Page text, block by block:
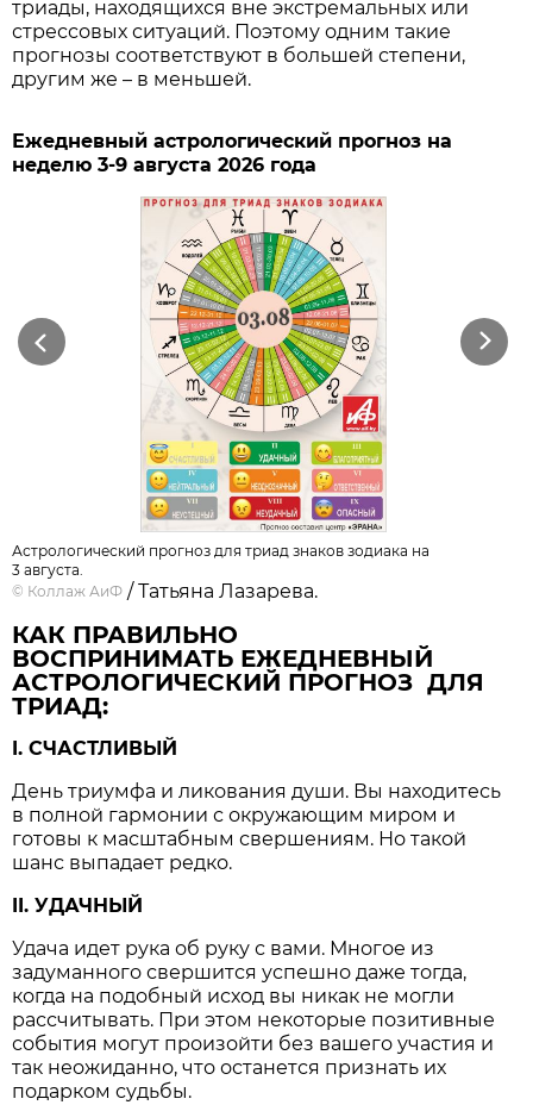
триады, находящихся вне экстремальных или
стрессовых ситуаций. Поэтому одним такие
прогнозы соответствуют в большей степени,
другим же – в меньшей.
Ежедневный астрологический прогноз на
неделю 3-9 августа 2026 года
Previous Next
Астрологический прогноз для триад знаков зодиака на
3 августа.
© Коллаж АиФ / Татьяна Лазарева.
КАК ПРАВИЛЬНО
ВОСПРИНИМАТЬ ЕЖЕДНЕВНЫЙ
АСТРОЛОГИЧЕСКИЙ ПРОГНОЗ ДЛЯ
ТРИАД:
I. СЧАСТЛИВЫЙ
День триумфа и ликования души. Вы находитесь
в полной гармонии с окружающим миром и
готовы к масштабным свершениям. Но такой
шанс выпадает редко.
II. УДАЧНЫЙ
Удача идет рука об руку с вами. Многое из
задуманного свершится успешно даже тогда,
когда на подобный исход вы никак не могли
рассчитывать. При этом некоторые позитивные
события могут произойти без вашего участия и
так неожиданно, что останется признать их
подарком судьбы.